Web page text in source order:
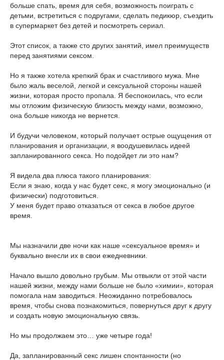
больше спать, время для себя, возможность поиграть с
детьми, встретиться с подругами, сделать педикюр, съездить
в супермаркет без детей и посмотреть сериал.
Этот список, а также сто других занятий, имел преимуществ
перед занятиями сексом.
Но я также хотела крепкий брак и счастливого мужа. Мне
было жаль веселой, легкой и сексуальной стороны нашей
жизни, которая просто пропала. Я беспокоилась, что если
мы отложим физическую близость между нами, возможно,
она больше никогда не вернется.
И будучи человеком, который получает острые ощущения от
планирования и организации, я воодушевилась идеей
запланированного секса. Но подойдет ли это нам?
Я видела два плюса такого планирования:
Если я знаю, когда у нас будет секс, я могу эмоционально (и
физически) подготовиться.
У меня будет право отказаться от секса в любое другое
время.
Мы назначили две ночи как наше «сексуальное время» и
буквально внесли их в свои ежедневники.
Начало вышло довольно грубым. Мы отвыкли от этой части
нашей жизни, между нами больше не было «химии», которая
помогала нам заводиться. Неожиданно потребовалось
время, чтобы снова познакомиться, повернуться друг к другу
и создать новую эмоциональную связь.
Но мы продолжаем это… уже четыре года!
Да, запланированный секс лишен спонтанности (но